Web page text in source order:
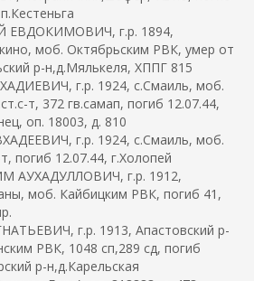
г.р. 1894,
моб. Октябрьским РВК, умер от
р-н,д.Мялькеля, ХППГ 815
г.р. 1924, с.Смаиль, моб.
т, 372 гв.самап, погиб 12.07.44,
оп. 18003, д. 810
г.р. 1924, с.Смаиль, моб.
погиб 12.07.44, г.Холопей
АУХАДУЛЛОВИЧ, г.р. 1912,
моб. Кайбицким РВК, погиб 41,
г.р. 1913, Апастовский р-
РВК, 1048 сп,289 сд, погиб
р-н,д.Карельская